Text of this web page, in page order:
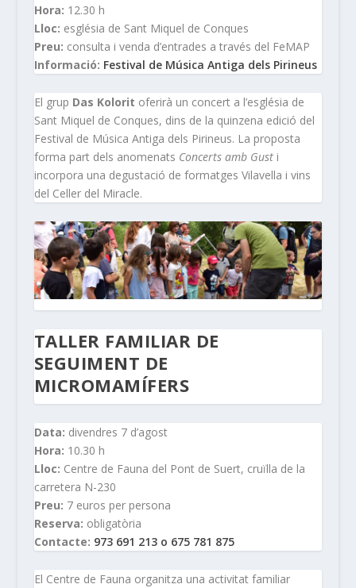
Hora: 12.30 h
Lloc: església de Sant Miquel de Conques
Preu: consulta i venda d’entrades a través del FeMAP
Informació: Festival de Música Antiga dels Pirineus
El grup Das Kolorit oferirà un concert a l’església de
Sant Miquel de Conques, dins de la quinzena edició del
Festival de Música Antiga dels Pirineus. La proposta
forma part dels anomenats Concerts amb Gusti
incorpora una degustació de formatges Vilavella i vins
del Celler del Miracle.
TALLER FAMILIAR DE
SEGUIMENT DE
MICROMAMÍFERS
Data: divendres 7 d’agost
Hora: 10.30 h
Lloc: Centre de Fauna del Pont de Suert, cruïlla de la
carretera N-230
Preu: 7 euros per persona
Reserva: obligatòria
Contacte: 973 691 213 o 675 781 875
El Centre de Fauna organitza una activitat familiar